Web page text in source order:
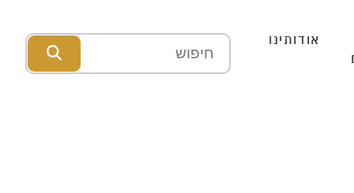
אודותינו